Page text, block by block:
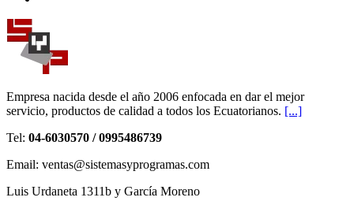
Empresa nacida desde el año 2006 enfocada en dar el mejor
servicio, productos de calidad a todos los Ecuatorianos. [...]
Tel: 04-6030570 / 0995486739
Email: ventas@sistemasyprogramas.com
Luis Urdaneta 1311b y García Moreno